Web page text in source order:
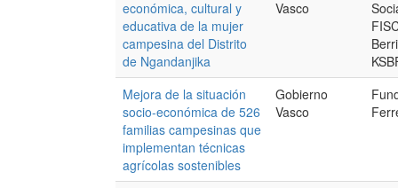
económica, cultural y
educativa de la mujer
campesina del Distrito
de Ngandanjika
Vasco
Mejora de la situación
socio-económica de 526
familias campesinas que
implementan técnicas
agrícolas sostenibles
Gobierno
Vasco